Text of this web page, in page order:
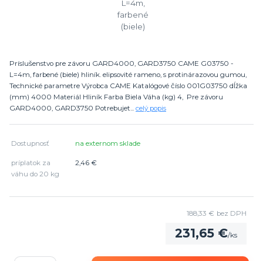
Príslušenstvo pre závoru GARD4000, GARD3750 CAME G03750 -
L=4m, farbené (biele) hliník. elipsovité rameno, s protinárazovou gumou,
Technické parametre Výrobca CAME Katalógové číslo 001G03750 dĺžka
(mm) 4000 Materiál Hliník Farba Biela Váha (kg) 4, Pre závoru
GARD4000, GARD3750 Potrebujet... celý popis
Dostupnosť na externom sklade
príplatok za
váhu do 20 kg
2,46 €
231,65 €/ks
188,33 € bez DPH